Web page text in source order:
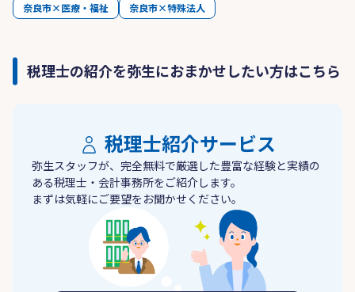
奈良市×医療・福祉
奈良市×特殊法人
税理士の紹介を弥生におまかせしたい方はこちら
税理士紹介サービス
弥生スタッフが、完全無料で厳選した豊富な経験と実績の
ある税理士・会計事務所をご紹介します。
まずは気軽にご要望をお聞かせください。